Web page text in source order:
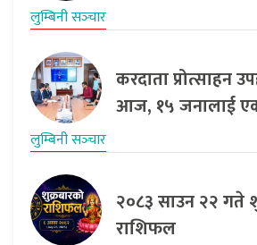
लुम्बिनी सञ्‍चार
करदाता प्रोत्साहन
आज, १५ जनालाई
लुम्बिनी सञ्‍चार
२०८३ साउन २२ गते
राशिफल